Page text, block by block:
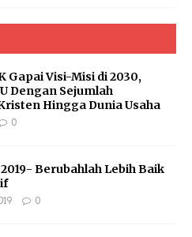
Gapai Visi-Misi di 2030,
Dengan Sejumlah
Hingga Dunia Usaha
0
Berubahlah Lebih Baik
0